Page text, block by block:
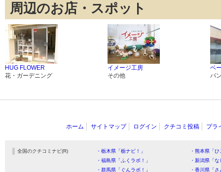
周辺のお店・スポット
HUG FLOWER
花・ガーデニング
イメージ工房
その他
ベ
パ
ホーム サイトマップ ログイン クチコミ投稿 プラ
全国のクチコミナビ(R) ・栃木県「栃ナビ！」
・熊本県「
・福島県「ふくラボ！」
・新潟県「
・群馬県「ぐんラボ！」
・香川県「